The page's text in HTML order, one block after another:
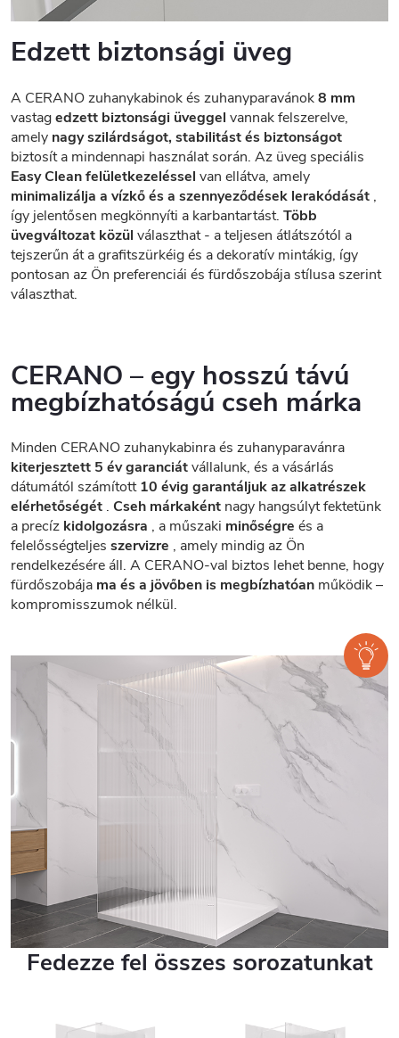
Edzett biztonsági üveg
A CERANO zuhanykabinok és zuhanyparavánok8 mm
vastagedzett biztonsági üveggel vannak felszerelve,
amely nagy szilárdságot, stabilitást és biztonságot
biztosít a mindennapi használat során. Az üveg speciális
Easy Clean felületkezeléssel van ellátva, amely
minimalizálja a vízkő és a szennyeződések lerakódását ,
így jelentősen megkönnyíti a karbantartást. Több
üvegváltozat közül választhat - a teljesen átlátszótól a
tejszerűn át a grafitszürkéig és a dekoratív mintákig, így
pontosan az Ön preferenciái és fürdőszobája stílusa szerint
választhat.
CERANO – egy hosszú távú
megbízhatóságú cseh márka
Minden CERANO zuhanykabinra és zuhanyparavánra
kiterjesztett 5 év garanciátvállalunk, és a vásárlás
dátumától számított10 évig garantáljuk az alkatrészek
elérhetőségét . Cseh márkaként nagy hangsúlyt fektetünk
a precíz kidolgozásra , a műszaki minőségre és a
felelősségteljes szervizre , amely mindig az Ön
rendelkezésére áll. A CERANO-val biztos lehet benne, hogy
fürdőszobája ma és a jövőben is megbízhatóan működik –
kompromisszumok nélkül.
Fedezze fel összes sorozatunkat